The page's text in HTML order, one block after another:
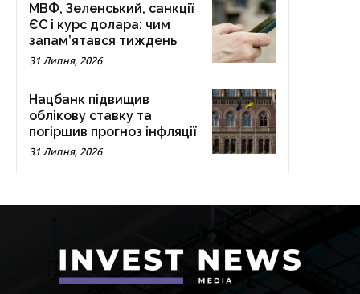
МВФ, Зеленський, санкції
ЄС і курс долара: чим
запам’ятався тиждень
31 Липня, 2026
Нацбанк підвищив
облікову ставку та
погіршив прогноз інфляції
31 Липня, 2026